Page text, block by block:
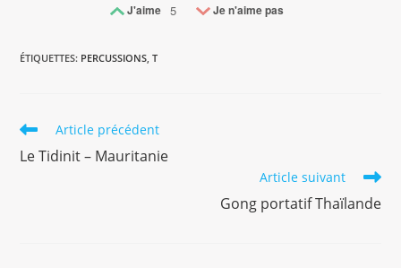
J'aime 5 Je n'aime pas
ÉTIQUETTES: PERCUSSIONS, T
Article précédent
Le Tidinit – Mauritanie
Article suivant
Gong portatif Thaïlande